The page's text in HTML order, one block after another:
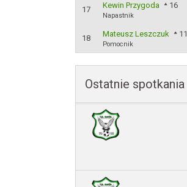
17 Kewin Przygoda 16
Napastnik
18 Mateusz Leszczuk 11
Pomocnik
Ostatnie spotkania